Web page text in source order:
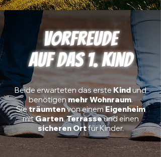
Vorfreude
auf das 1. Kind
Beide erwarteten das erste Kindund
benötigen mehr Wohnraum.
SieträumtenvoneinemEigenheim
mitGarten,Terrasseund einen
sicheren Ortfür Kinder.